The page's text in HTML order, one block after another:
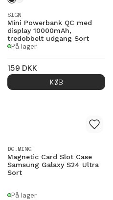
SIGN
Mini Powerbank QC med
display 10000mAh,
tredobbelt udgang Sort
På lager
159 DKK
KØB
DG.MING
Magnetic Card Slot Case
Samsung Galaxy S24 Ultra
Sort
På lager